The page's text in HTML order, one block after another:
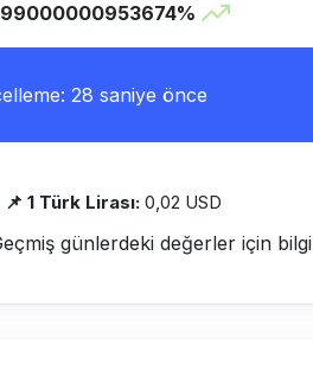
28 saniye önce
📌 1 Türk Lirası: 0,02 USD
günlerdeki değerler için bilgi